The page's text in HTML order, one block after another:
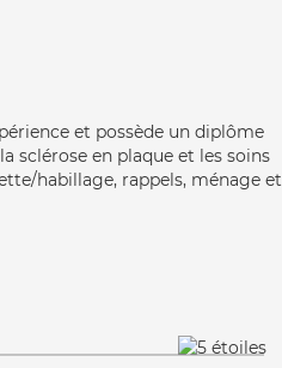
et possède un diplôme
sclérose en plaque et les soins
habillage, rappels, ménage et